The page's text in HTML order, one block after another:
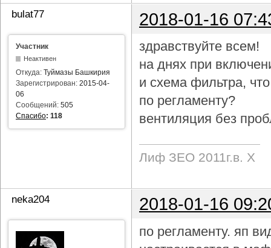
bulat77 2018-01-16
Участник
Неактивен
Откуда: Туймазы Башкирия
Зарегистрирован: 2015-04-
06
Сообщений: 505
Спасибо: 118
здравствуйте всем!
на днях при
и схема фильтра,
по регламенту?
вентиляция без
Лиф ЗЕО 2011г.в. Х
neka204 2018-01-16
по регламенту. яп